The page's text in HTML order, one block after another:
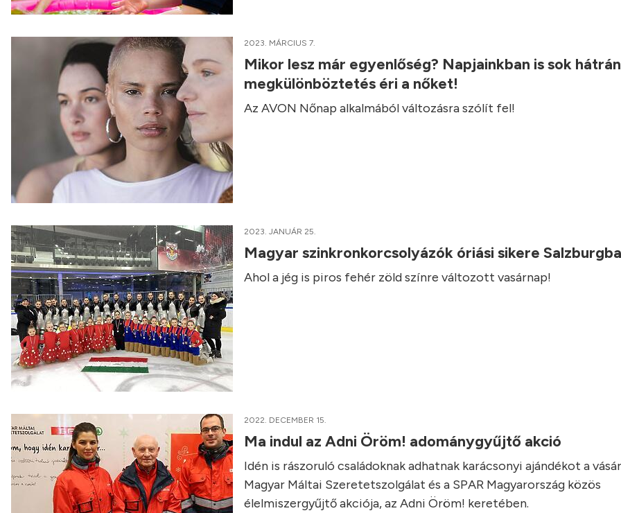
2023. MÁRCIUS 7.
Mikor lesz már egyenlőség? Napjainkban is sok
megkülönböztetés éri a nőket!
Az AVON Nőnap alkalmából változásra szólít fel!
2023. JANUÁR 25.
Magyar szinkronkorcsolyázók óriási sikere
Ahol a jég is piros fehér zöld színre változott vasárnap!
2022. DECEMBER 15.
Ma indul az Adni Öröm! adománygyűjtő akció
Idén is rászoruló családoknak adhatnak karácsonyi ajándékot a
Magyar Máltai Szeretetszolgálat és a SPAR Magyarország közös
élelmiszergyűjtő akciója, az Adni Öröm! keretében.